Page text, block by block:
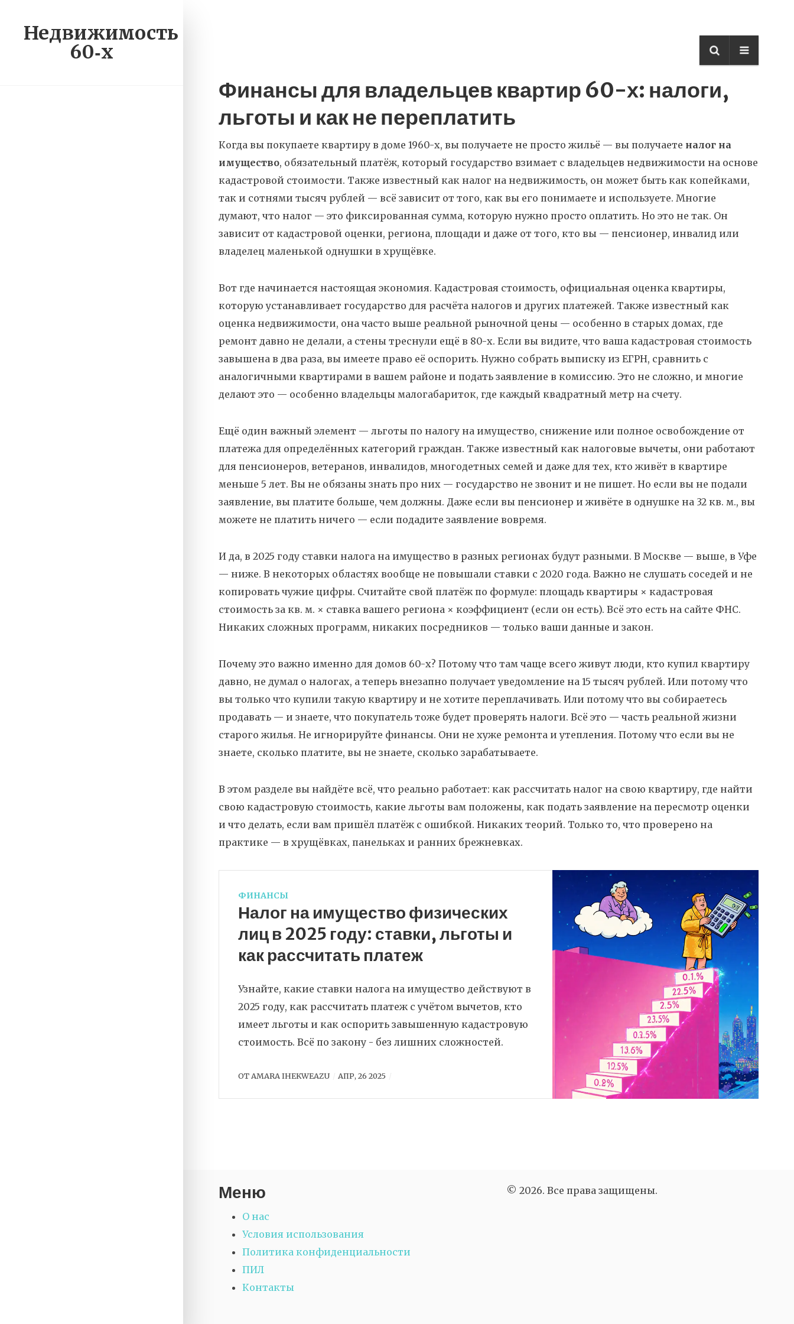
Недвижимость
60‑х
Финансы для владельцев квартир 60-х: налоги,
льготы и как не переплатить
Когда вы покупаете квартиру в доме 1960-х, вы получаете не просто жильё — вы получаете налог на
имущество, обязательный платёж, который государство взимает с владельцев недвижимости на основе
кадастровой стоимости. Также известный как налог на недвижимость, он может быть как копейками,
так и сотнями тысяч рублей — всё зависит от того, как вы его понимаете и используете. Многие
думают, что налог — это фиксированная сумма, которую нужно просто оплатить. Но это не так. Он
зависит от кадастровой оценки, региона, площади и даже от того, кто вы — пенсионер, инвалид или
владелец маленькой однушки в хрущёвке.
Вот где начинается настоящая экономия. Кадастровая стоимость, официальная оценка квартиры,
которую устанавливает государство для расчёта налогов и других платежей. Также известный как
оценка недвижимости, она часто выше реальной рыночной цены — особенно в старых домах, где
ремонт давно не делали, а стены треснули ещё в 80-х. Если вы видите, что ваша кадастровая стоимость
завышена в два раза, вы имеете право её оспорить. Нужно собрать выписку из ЕГРН, сравнить с
аналогичными квартирами в вашем районе и подать заявление в комиссию. Это не сложно, и многие
делают это — особенно владельцы малогабариток, где каждый квадратный метр на счету.
Ещё один важный элемент — льготы по налогу на имущество, снижение или полное освобождение от
платежа для определённых категорий граждан. Также известный как налоговые вычеты, они работают
для пенсионеров, ветеранов, инвалидов, многодетных семей и даже для тех, кто живёт в квартире
меньше 5 лет. Вы не обязаны знать про них — государство не звонит и не пишет. Но если вы не подали
заявление, вы платите больше, чем должны. Даже если вы пенсионер и живёте в однушке на 32 кв. м., вы
можете не платить ничего — если подадите заявление вовремя.
И да, в 2025 году ставки налога на имущество в разных регионах будут разными. В Москве — выше, в Уфе
— ниже. В некоторых областях вообще не повышали ставки с 2020 года. Важно не слушать соседей и не
копировать чужие цифры. Считайте свой платёж по формуле: площадь квартиры × кадастровая
стоимость за кв. м. × ставка вашего региона × коэффициент (если он есть). Всё это есть на сайте ФНС.
Никаких сложных программ, никаких посредников — только ваши данные и закон.
Почему это важно именно для домов 60-х? Потому что там чаще всего живут люди, кто купил квартиру
давно, не думал о налогах, а теперь внезапно получает уведомление на 15 тысяч рублей. Или потому что
вы только что купили такую квартиру и не хотите переплачивать. Или потому что вы собираетесь
продавать — и знаете, что покупатель тоже будет проверять налоги. Всё это — часть реальной жизни
старого жилья. Не игнорируйте финансы. Они не хуже ремонта и утепления. Потому что если вы не
знаете, сколько платите, вы не знаете, сколько зарабатываете.
В этом разделе вы найдёте всё, что реально работает: как рассчитать налог на свою квартиру, где найти
свою кадастровую стоимость, какие льготы вам положены, как подать заявление на пересмотр оценки
и что делать, если вам пришёл платёж с ошибкой. Никаких теорий. Только то, что проверено на
практике — в хрущёвках, панельках и ранних брежневках.
ФИНАНСЫ
Налог на имущество физических
лиц в 2025 году: ставки, льготы и
как рассчитать платеж
Узнайте, какие ставки налога на имущество действуют в
2025 году, как рассчитать платеж с учётом вычетов, кто
имеет льготы и как оспорить завышенную кадастровую
стоимость. Всё по закону - без лишних сложностей.
ОТ AMARA IHEKWEAZU АПР, 26 2025
Меню
О нас
Условия использования
Политика конфиденциальности
ПИЛ
Контакты
© 2026. Все права защищены.